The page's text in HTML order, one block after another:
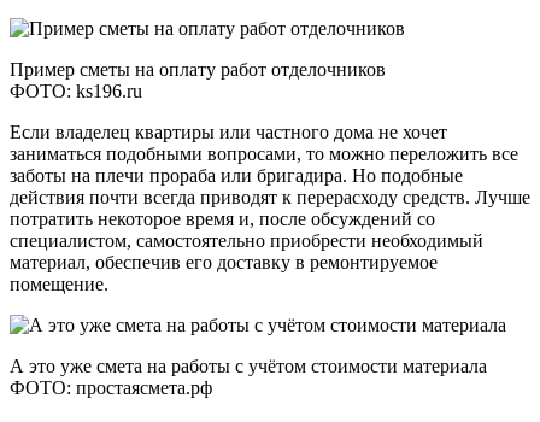
Пример сметы на оплату работ отделочников
ФОТО: ks196.ru
Если владелец квартиры или частного дома не хочет
заниматься подобными вопросами, то можно переложить все
заботы на плечи прораба или бригадира. Но подобные
действия почти всегда приводят к перерасходу средств. Лучше
потратить некоторое время и, после обсуждений со
специалистом, самостоятельно приобрести необходимый
материал, обеспечив его доставку в ремонтируемое
помещение.
А это уже смета на работы с учётом стоимости материала
ФОТО: простаясмета.рф